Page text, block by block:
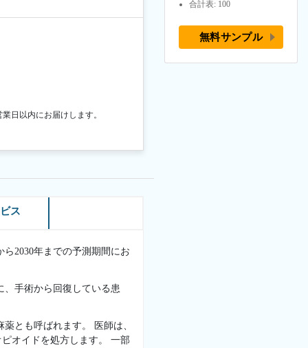
日以内にお届けします。
ス
2030年までの予測期間にお
手術から回復している患
とも呼ばれます。 医師は、
オイドを処方します。 一部
合計表: 100
無料サンプル